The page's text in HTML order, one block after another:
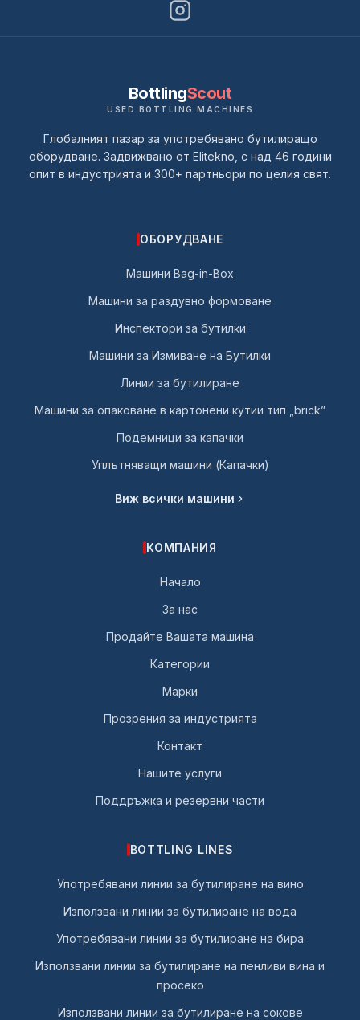
BottlingScout
USED BOTTLING MACHINES
Глобалният пазар за употребявано бутилиращо
оборудване. Задвижвано от Elitekno, с над 46 години
опит в индустрията и 300+ партньори по целия свят.
ОБОРУДВАНЕ
Машини Bag-in-Box
Машини за раздувно формоване
Инспектори за бутилки
Машини за Измиване на Бутилки
Линии за бутилиране
Машини за опаковане в картонени кутии тип „brick”
Подемници за капачки
Уплътняващи машини (Капачки)
Виж всички машини
КОМПАНИЯ
Начало
За нас
Продайте Вашата машина
Категории
Марки
Прозрения за индустрията
Контакт
Нашите услуги
Поддръжка и резервни части
BOTTLING LINES
Употребявани линии за бутилиране на вино
Използвани линии за бутилиране на вода
Употребявани линии за бутилиране на бира
Използвани линии за бутилиране на пенливи вина и
просеко
Използвани линии за бутилиране на сокове